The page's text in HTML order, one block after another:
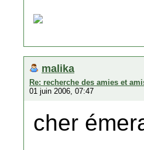
malika
Re: recherche des amies et
01 juin 2006, 07:47
cher